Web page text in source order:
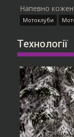
Напевно кожен
Мотоклуби
Технології